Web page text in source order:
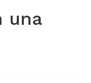
una